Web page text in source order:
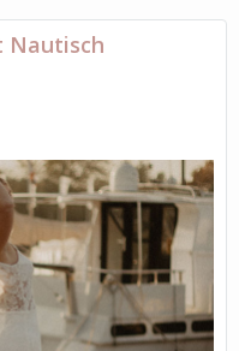
Nautisch